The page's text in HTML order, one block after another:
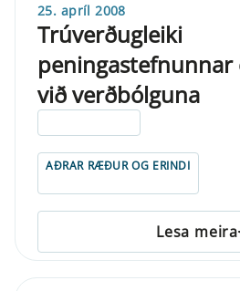
25. apríl 2008
Trúverðugleiki
við verðbólguna
AÐRAR RÆÐUR OG ERINDI
Lesa meira